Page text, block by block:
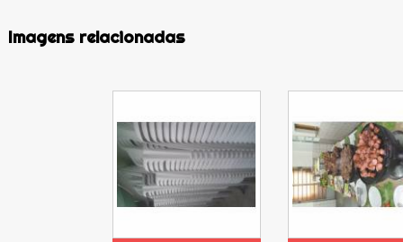
Imagens relacionadas